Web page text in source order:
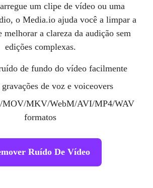
um clipe de vídeo ou uma
o Media.io ajuda você a limpar a
melhorar a clareza da audição sem
edições complexas.
de fundo do vídeo facilmente
de voz e voiceovers
MOV/MKV/WebM/AVI/MP4/WAV
formatos
Ruído De Vídeo